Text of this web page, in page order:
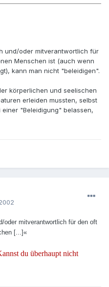
und/oder mitverantwortlich für
Menschen ist (auch wenn
kann man nicht "beleidigen".
körperlichen und seelischen
erleiden mussten, selbst
"Beleidigung" belassen,
oder mitverantwortlich für den oft
[...]«
du überhaupt nicht